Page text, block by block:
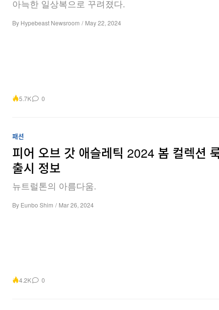
아늑한 일상복으로 꾸려졌다.
By Hypebeast Newsroom / May 22, 2024
5.7K 0
패션
피어 오브 갓 애슬레틱 2024 봄 컬렉션
출시 정보
뉴트럴톤의 아름다움.
By Eunbo Shim / Mar 26, 2024
4.2K 0